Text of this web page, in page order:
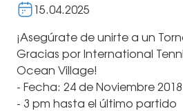
15.04.2025
¡Asegúrate de unirte a un
Gracias por International
Ocean Village!
- Fecha: 24 de Noviembre
- 3 pm hasta el último partido